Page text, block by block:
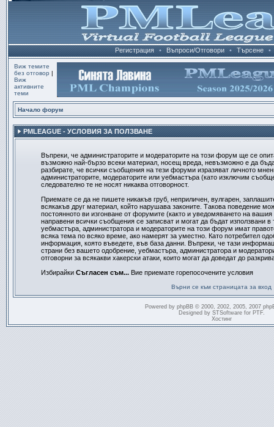
Регистрация • Въпроси/Отговори • Търсене •
Виж темите
без отговор |
Виж
активните
теми
Начало форум
PMLEAGUE - УСЛОВИЯ ЗА ПОЛЗВАНЕ
Въпреки, че администраторите и модераторите на този форум ще се
възможно най-бързо всеки материал, носещ вреда, невъзможно е да
разбирате, че всички съобщения на тези форуми изразяват личното
администраторите, модераторите или уебмастъра (като изключим
следователно те не носят никаква отговорност.
Приемате се да не пишете никакъв груб, неприличен, вулгарен,
всякакъв друг материал, който нарушава законите. Такова поведение
постоянното ви изгонване от форумите (както и уведомяването на вашия
направени всички съобщения се записват и могат да бъдат използвани
уебмастъра, администратора и модераторите на този форум имат
всяка тема по всяко време, ако намерят за уместно. Като потребител
информация, която въведете, във база данни. Въпреки, че тази
страни без вашето одобрение, уебмастъра, администратора и
отговорни за всякакви хакерски атаки, които могат да доведат до
Избирайки Съгласен съм...Вие приемате горепосочените условия
Върни се към страницата за вход
Powered by phpBB© 2000, 2002, 2005, 2007
Designed by STSoftwarefor PTF.
Хостинг